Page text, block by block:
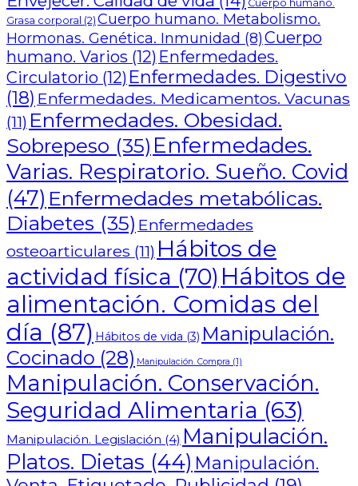
Cuerpo humano.
Grasa corporal (2) Cuerpo humano. Metabolismo.
Hormonas. Genética. Inmunidad (8)Cuerpo
humano. Varios (12) Enfermedades.
Circulatorio (12) Enfermedades. Digestivo
(18) Enfermedades. Medicamentos. Vacunas
(11) Enfermedades. Obesidad.
Sobrepeso (35) Enfermedades.
Varias. Respiratorio. Sueño. Covid
(47) Enfermedades metabólicas.
Diabetes (35) Enfermedades
osteoarticulares (11) Hábitos de
actividad física (70) Hábitos de
alimentación. Comidas del
día (87) Hábitos de vida (3) Manipulación.
Cocinado (28) Manipulación. Compra (1)
Manipulación. Conservación.
Seguridad Alimentaria (63)
Manipulación. Legislación (4) Manipulación.
Platos. Dietas (44) Manipulación.